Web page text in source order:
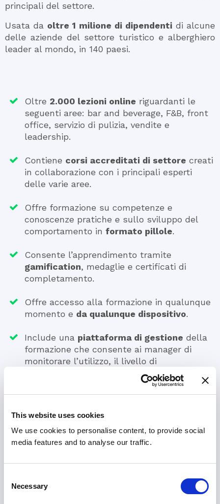
This website uses cookies
We use cookies to personalise content, to provide social
media features and to analyse our traffic.
Selection
Necessary
principali del settore.
Usata da oltre 1 milione di dipendenti di alcune
delle aziende del settore turistico e alberghiero
leader al mondo, in 140 paesi.
Oltre 2.000 lezioni online riguardanti le
seguenti aree: bar and beverage, F&B, front
office, servizio di pulizia, vendite e
leadership.
Contiene corsi accreditati di settore creati
in collaborazione con i principali esperti
delle varie aree.
Offre formazione su competenze e
conoscenze pratiche e sullo sviluppo del
comportamento in formato pillole.
Consente l’apprendimento tramite
gamification, medaglie e certificati di
completamento.
Offre accesso alla formazione in qualunque
momento e da qualunque dispositivo.
Include una piattaforma di gestione della
formazione che consente ai manager di
monitorare l’utilizzo, il livello di
avanzamento e il tasso di riuscita.